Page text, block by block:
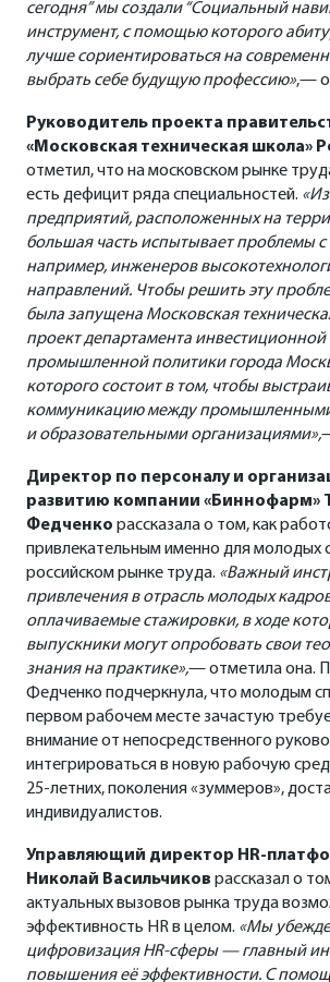
сегодня” мы создали “Социальный
инструмент, с помощью которого
лучше сориентироваться на
выбрать себе будущую профессию»,—
Руководитель проекта
«Московская техническая школа»
отметил, что на московском рынке
есть дефицит ряда специальностей.
предприятий, расположенных на
большая часть испытывает проблемы
например, инженеров
направлений. Чтобы решить эту
была запущена Московская
проект департамента инвестиционной
промышленной политики города
которого состоит в том, чтобы
коммуникацию между
и образовательными организациями»,
Директор по персоналу и
развитию компании «Биннофарм»
Федченко рассказала о том, как
привлекательным именно для молодых
российском рынке труда. «Важный
привлечения в отрасль молодых
оплачиваемые стажировки, в ходе
выпускники могут опробовать свои
знания на практике»,— отметила она.
Федченко подчеркнула, что молодым
первом рабочем месте зачастую
внимание от непосредственного
интегрироваться в новую рабочую
25-летних, поколения «зуммеров»,
индивидуалистов.
Управляющий директор HR-
Николай Васильчиков рассказал о
актуальных вызовов рынка труда
эффективность HR в целом. «Мы
цифровизация HR-сферы — главный
повышения её эффективности. С